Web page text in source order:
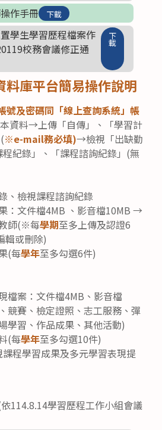
作手冊 下載
學生學習歷程檔案作
校務會議修正通
下
載
料庫平台簡易操作說明
號及密碼同「線上查詢系統」帳
資料→上傳「自傳」、「學習計
※e-mail務必填)→檢視「出缺勤
紀錄」、「課程諮詢紀錄」(無
、檢視課程諮詢紀錄
：文件檔4MB 、影音檔10MB →
師(※每學期至多上傳及認證6
輯或刪除)
(每學年至多勾選6件)
檔案：文件檔4MB、影音檔
競賽、檢定證照、志工服務、彈
學習、作品成果、其他活動)
(每學年至多勾選10件)
程學習成果及多元學習表現提
114.8.14學習歷程工作小組會議